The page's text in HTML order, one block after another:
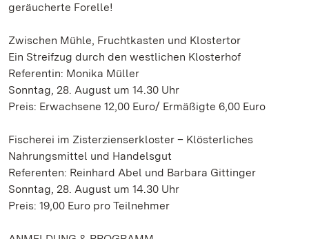
geräucherte Forelle!
Zwischen Mühle, Fruchtkasten und Klostertor
Ein Streifzug durch den westlichen Klosterhof
Referentin: Monika Müller
Sonntag, 28. August um 14.30 Uhr
Preis: Erwachsene 12,00 Euro/ Ermäßigte 6,00 Euro
Fischerei im Zisterzienserkloster – Klösterliches
Nahrungsmittel und Handelsgut
Referenten: Reinhard Abel und Barbara Gittinger
Sonntag, 28. August um 14.30 Uhr
Preis: 19,00 Euro pro Teilnehmer